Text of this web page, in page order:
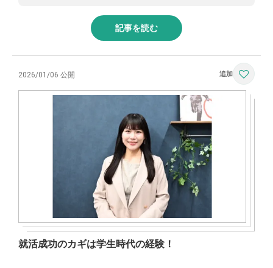
記事を読む
2026/01/06 公開
就活成功のカギは学生時代の経験！